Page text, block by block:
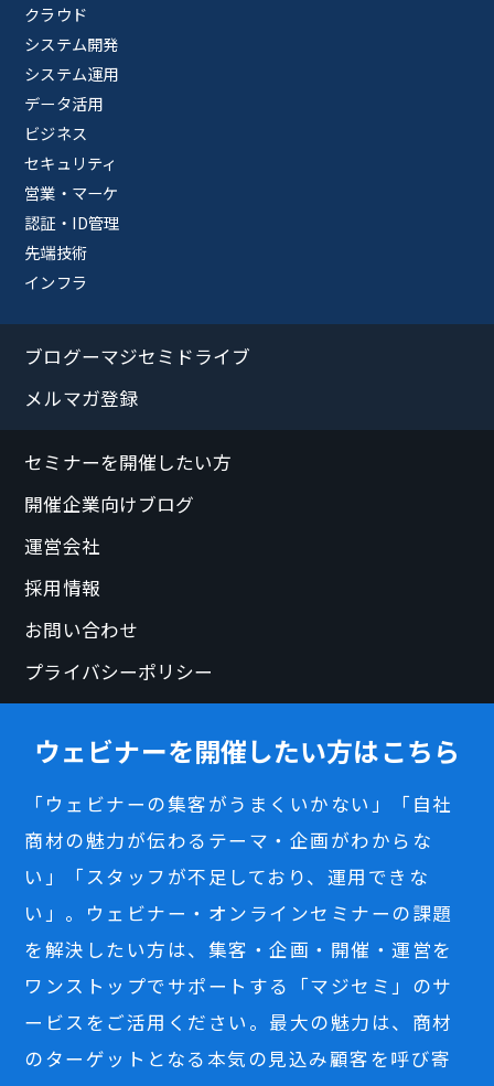
クラウド
システム開発
システム運用
データ活用
ビジネス
セキュリティ
営業・マーケ
認証・ID管理
先端技術
インフラ
ブログーマジセミドライブ
メルマガ登録
セミナーを開催したい方
開催企業向けブログ
運営会社
採用情報
お問い合わせ
プライバシーポリシー
ウェビナーを開催したい方はこちら
「ウェビナーの集客がうまくいかない」「自社
商材の魅力が伝わるテーマ・企画がわからな
い」「スタッフが不足しており、運用できな
い」。ウェビナー・オンラインセミナーの課題
を解決したい方は、集客・企画・開催・運営を
ワンストップでサポートする「マジセミ」のサ
ービスをご活用ください。最大の魅力は、商材
のターゲットとなる本気の見込み顧客を呼び寄